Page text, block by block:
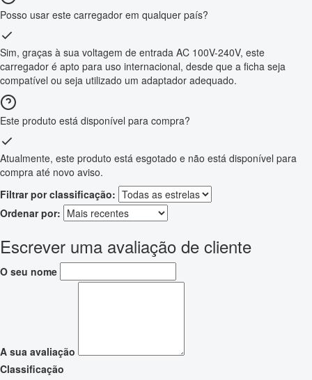
Posso usar este carregador em qualquer país?
Sim, graças à sua voltagem de entrada AC 100V-240V, este
carregador é apto para uso internacional, desde que a ficha seja
compatível ou seja utilizado um adaptador adequado.
Este produto está disponível para compra?
Atualmente, este produto está esgotado e não está disponível para
compra até novo aviso.
Filtrar por classificação:
Ordenar por:
Escrever uma avaliação de cliente
O seu nome
A sua avaliação
Classificação